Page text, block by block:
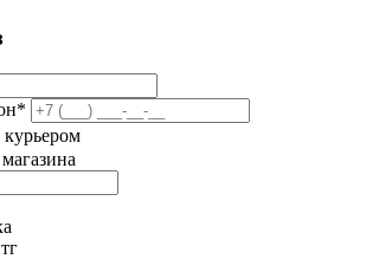
*
курьером
магазина